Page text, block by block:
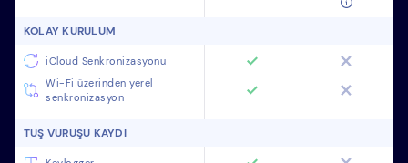
KOLAY KURULUM
iCloud Senkronizasyonu
Wi-Fi üzerinden yerel
senkronizasyon
TUŞ VURUŞU KAYDI